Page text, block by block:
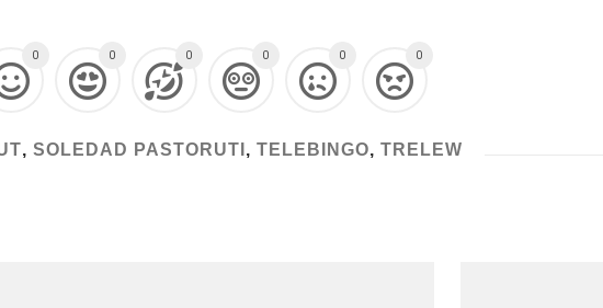
0 0 0 0 0 0
, SOLEDAD PASTORUTI , TELEBINGO, TRELEW